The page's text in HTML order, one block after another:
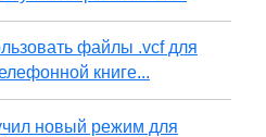
файлы .vcf для
книге...
новый режим для